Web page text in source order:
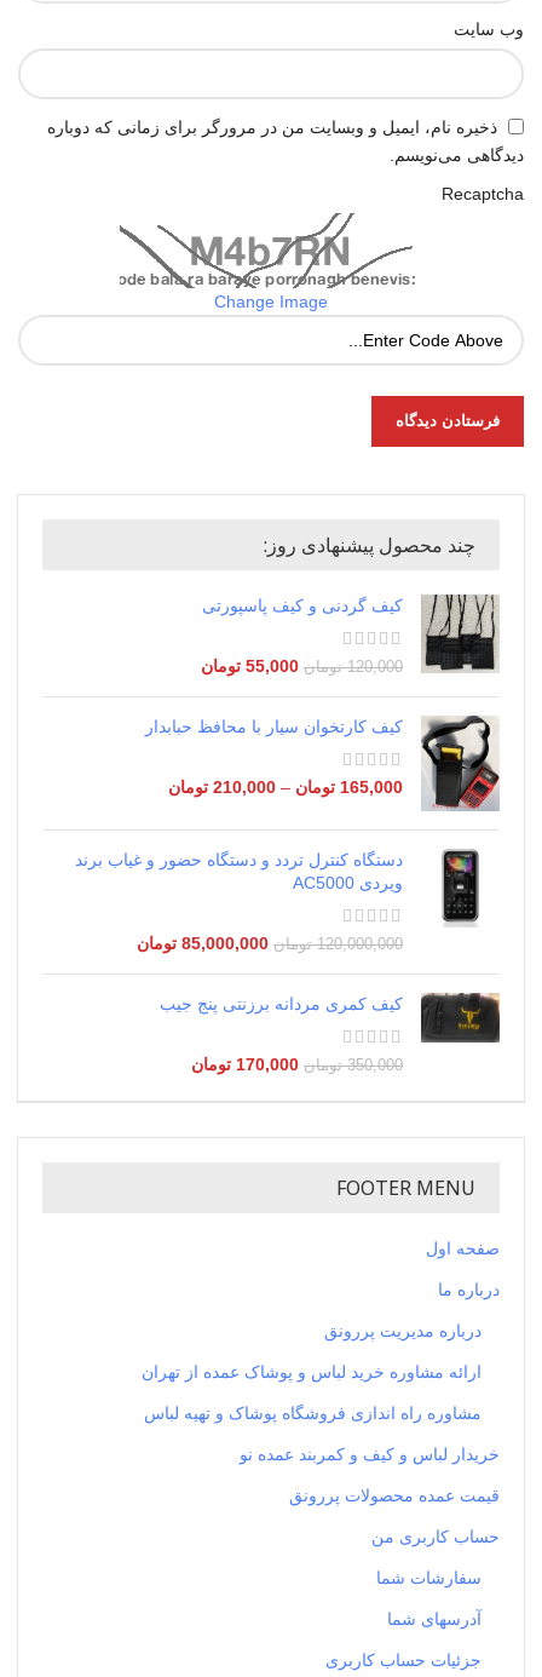
وب‌ سایت
ذخیره نام، ایمیل و وبسایت من در مرورگر برای زمانی که دوباره
دیدگاهی می‌نویسم.
Recaptcha
Change Image
چند محصول پیشنهادی روز:
کیف گردنی و کیف پاسپورتی
120,000 تومان 55,000 تومان
کیف کارتخوان سیار با محافظ حبابدار
165,000 تومان –
210,000 تومان
دستگاه کنترل تردد و دستگاه حضور و غیاب برند
ویردی AC5000
120,000,000 تومان 85,000,000 تومان
کیف کمری مردانه برزنتی پنج جیب
350,000 تومان 170,000 تومان
FOOTER MENU
صفحه اول
درباره ما
درباره مدیریت پررونق
ارائه مشاوره خرید لباس و پوشاک عمده از تهران
مشاوره راه اندازی فروشگاه پوشاک و تهیه لباس
خریدار لباس و کیف و کمربند عمده نو
قیمت عمده محصولات پررونق
حساب کاربری من
سفارشات شما
آدرسهای شما
جزئیات حساب کاربری